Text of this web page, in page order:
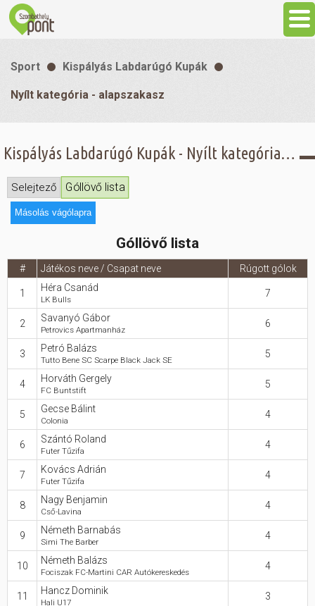
Programok
Gasztronómia
Szállás
Sport
Szabadidő
Hasznos
Sport Kispályás Labdarúgó Kupák
Nyílt kategória - alapszakasz
Kispályás Labdarúgó Kupák - Nyílt kategória - alapszakasz - Góllövő lista
Selejtező Góllövő lista
Másolás vágólapra
Góllövő lista
# Játékos neve / Csapat neve Rúgott gólok
1 Héra Csanád
LK Bulls
7
2 Savanyó Gábor
Petrovics Apartmanház
6
3 Petró Balázs
Tutto Bene SC Scarpe Black Jack SE
5
4 Horváth Gergely
FC Buntstift
5
5 Gecse Bálint
Colonia
4
6 Szántó Roland
Futer Tűzifa
4
7 Kovács Adrián
Futer Tűzifa
4
8 Nagy Benjamin
Cső-Lavina
4
9 Németh Barnabás
Simi The Barber
4
10 Németh Balázs
Fociszak FC-Martini CAR Autókereskedés
4
11 Hancz Dominik
Hali U17
3